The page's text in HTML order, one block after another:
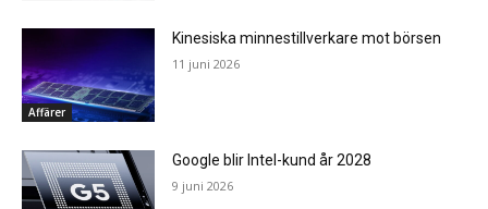
Affärer
Kinesiska minnestillverkare mot börsen
11 juni 2026
Google blir Intel-kund år 2028
9 juni 2026